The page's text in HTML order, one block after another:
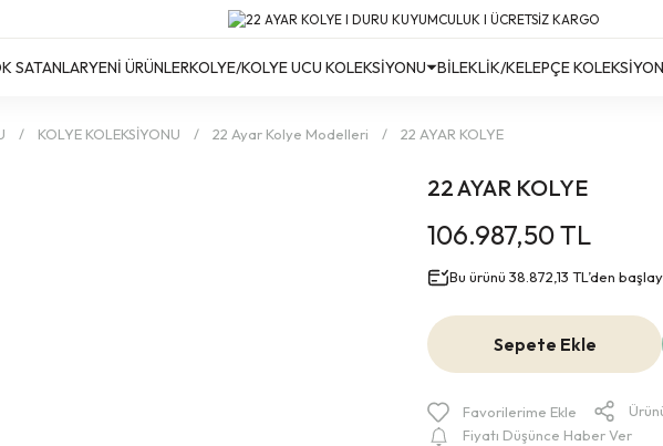
Türkiye’nin Her Yerine Ücretsiz Kargo!
Türkiye’nin Her Yerine Ücretsiz Kargo! #2
Türkiye’nin Her Yerine Ücretsiz Kargo! #3
SATANLARYENİ ÜRÜNLERKOLYE/KOLYE UCU KOLEKSİYONU BİLEKLİK/KELEPÇE
KOLYE KOLEKSİYONU 22 Ayar Kolye Modelleri 22 AYAR KOLYE
22 AYAR KOLYE
106.987,50 TL
Bu ürünü 38.872,13 TL’den
Sepete Ekle
Fiyatı Düşünce Haber Ver